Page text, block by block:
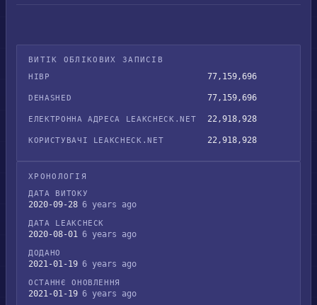
ВИТІК ОБЛІКОВИХ ЗАПИСІВ
HIBP
77,159,696
DEHASHED 77,159,696
ЕЛЕКТРОННА АДРЕСА LEAKCHECK.NET 22,918,928
КОРИСТУВАЧІ LEAKCHECK.NET 22,918,928
ХРОНОЛОГІЯ
ДАТА ВИТОКУ
2020-09-28 6 years ago
ДАТА LEAKCHECK
2020-08-01 6 years ago
ДОДАНО
2021-01-19 6 years ago
ОСТАННЄ ОНОВЛЕННЯ
2021-01-19 6 years ago